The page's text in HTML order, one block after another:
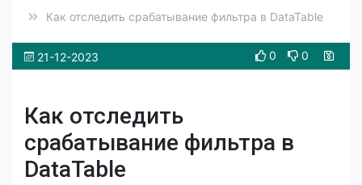
Как отследить срабатывание фильтра в DataTable
21-12-2023 0 0
Как отследить
срабатывание фильтра в
DataTable